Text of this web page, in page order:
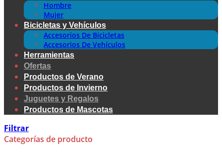
Hombre
Mujer
Bicicletas y Vehículos
Accesorios De Bicicletas
Accesorios De Vehículos
Herramientas
Ofertas
Productos de Verano
Productos de Invierno
Juguetes y Regalos
Productos de Mascotas
Filtrar
Categorías de producto